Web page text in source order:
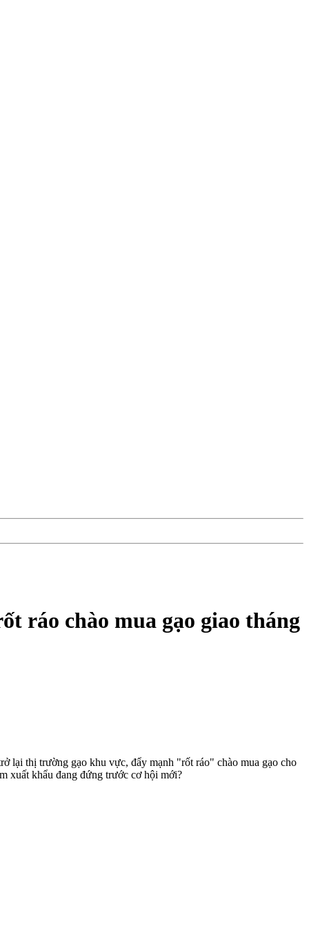
ráo chào mua gạo giao tháng
lại thị trường gạo khu vực, đẩy mạnh "rốt ráo" chào mua gạo cho
xuất khẩu đang đứng trước cơ hội mới?